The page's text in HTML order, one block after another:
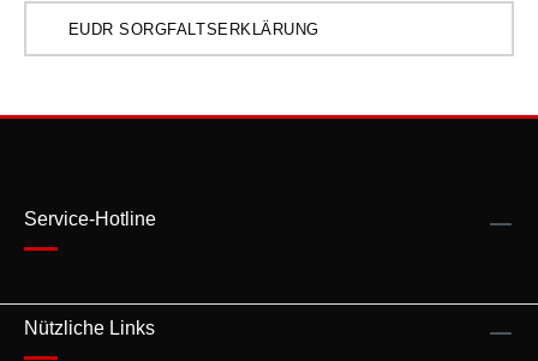
EUDR SORGFALTSERKLÄRUNG
Service-Hotline
Nützliche Links